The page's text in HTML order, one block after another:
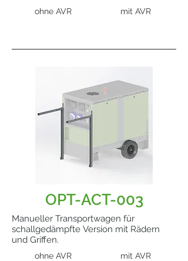
ohne AVR mit AVR
OPT-ACT-003
Manueller Transportwagen für
schallgedämpfte Version mit Rädern
und Griffen.
ohne AVR mit AVR